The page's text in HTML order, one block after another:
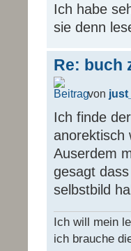
Ich habe
sie denn
Re: buch
von
Ich finde
anorektisch
Auserdem
gesagt
selbstbild
Ich will mein
ich brauche